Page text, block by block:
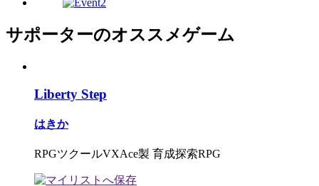
サポーターのオススメゲーム
Liberty Step
はきか
RPGツクールVXAce製 育成探索RPG